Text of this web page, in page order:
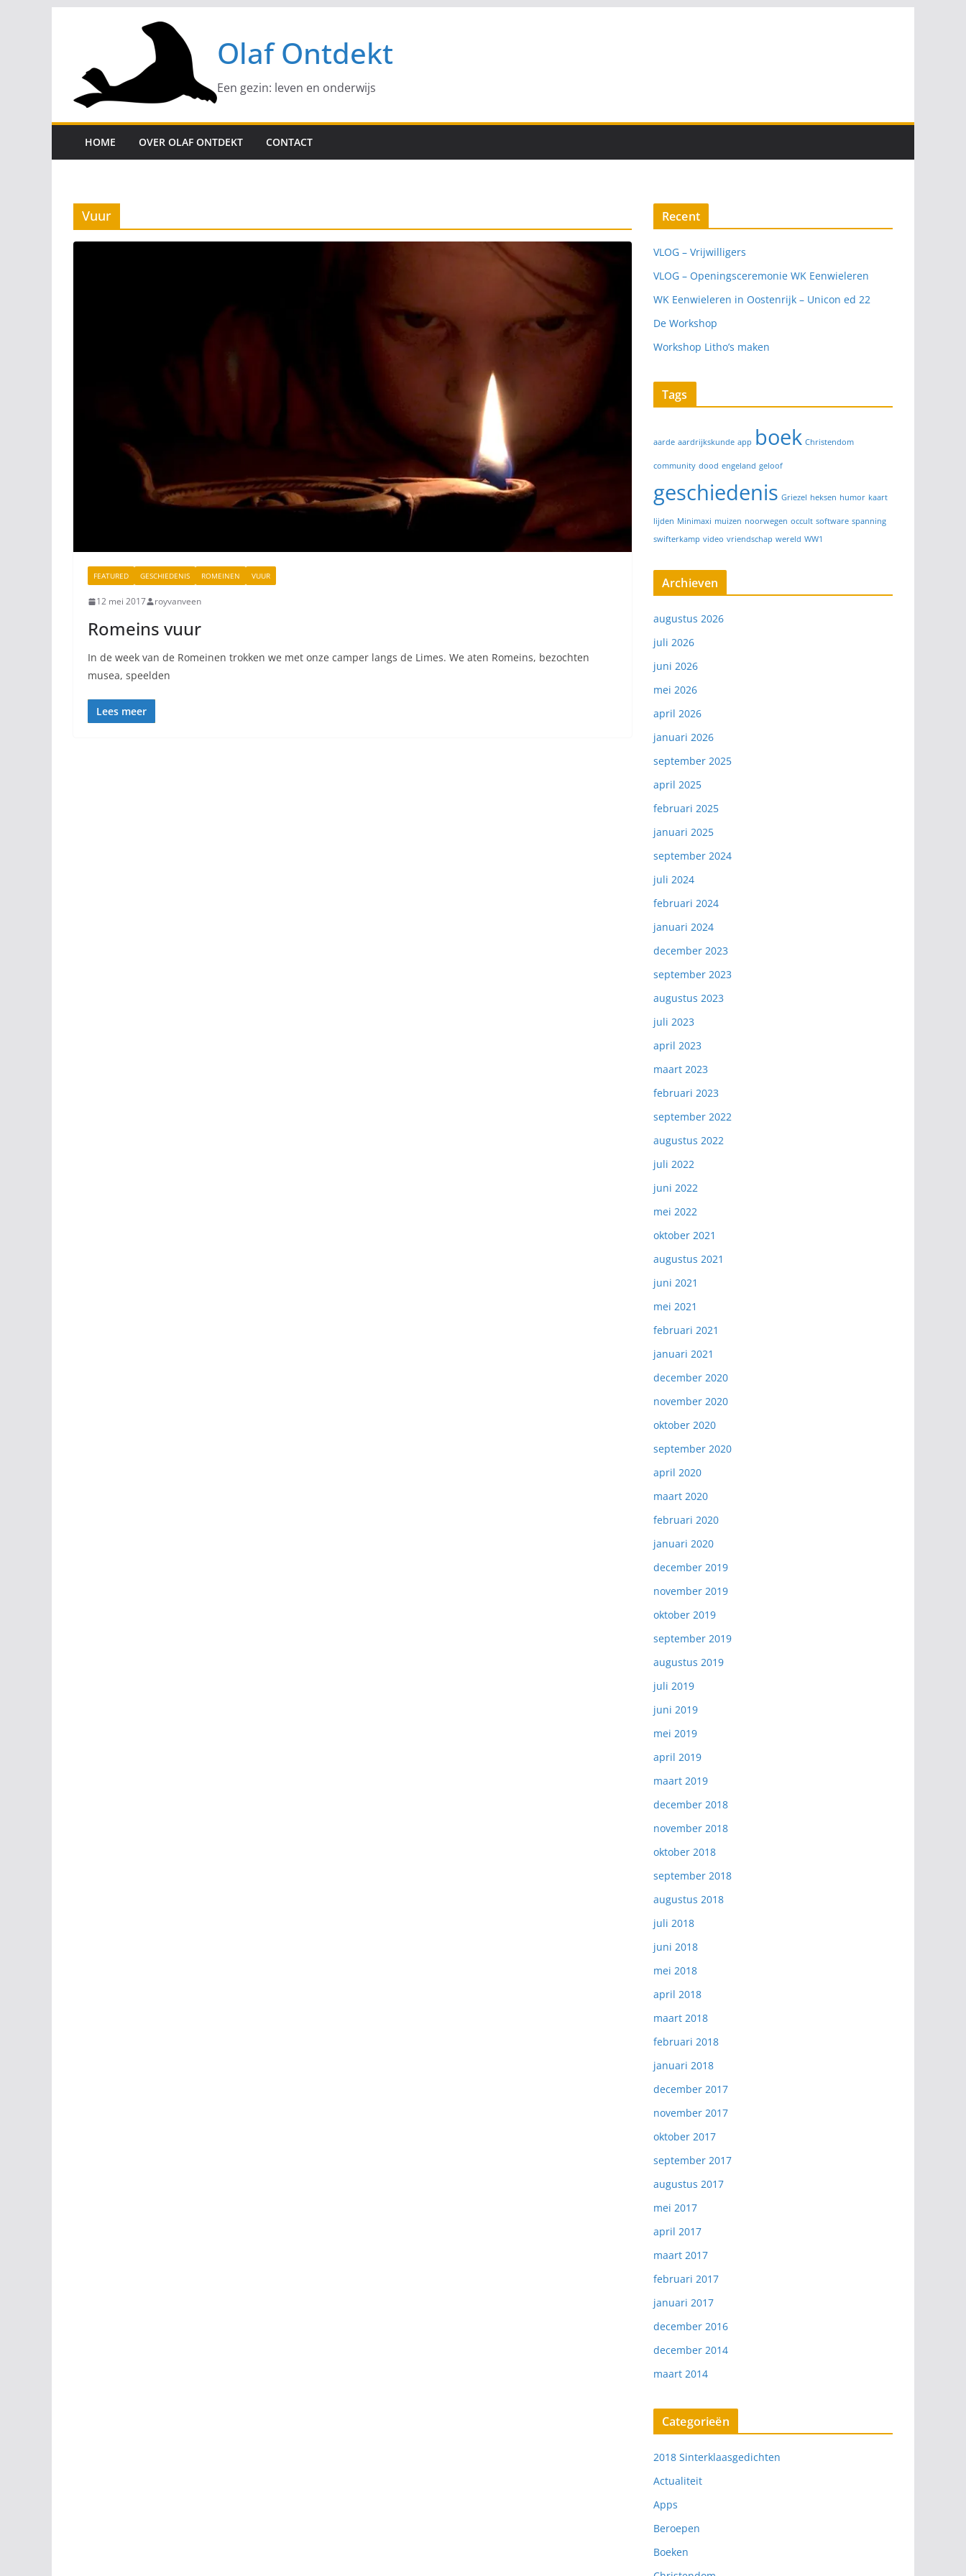
inhoud
Olaf Ontdekt
Een gezin: leven en onderwijs
HOME OVER OLAF ONTDEKT CONTACT
Vuur
FEATURED GESCHIEDENIS ROMEINEN VUUR
12 mei 2017 royvanveen
Romeins vuur
In de week van de Romeinen trokken we met onze camper langs de Limes. We aten Romeins, bezochten
musea, speelden
Lees meer
Recent
VLOG – Vrijwilligers
VLOG – Openingsceremonie WK Eenwieleren
WK Eenwieleren in Oostenrijk – Unicon ed 22
De Workshop
Workshop Litho’s maken
Tags
aarde aardrijkskunde app boek Christendom
community dood engeland geloof
geschiedenis Griezel heksen humor kaart
lijden Minimaxi muizen noorwegen occult software spanning
swifterkamp video vriendschap wereld WW1
Archieven
augustus 2026
juli 2026
juni 2026
mei 2026
april 2026
januari 2026
september 2025
april 2025
februari 2025
januari 2025
september 2024
juli 2024
februari 2024
januari 2024
december 2023
september 2023
augustus 2023
juli 2023
april 2023
maart 2023
februari 2023
september 2022
augustus 2022
juli 2022
juni 2022
mei 2022
oktober 2021
augustus 2021
juni 2021
mei 2021
februari 2021
januari 2021
december 2020
november 2020
oktober 2020
september 2020
april 2020
maart 2020
februari 2020
januari 2020
december 2019
november 2019
oktober 2019
september 2019
augustus 2019
juli 2019
juni 2019
mei 2019
april 2019
maart 2019
december 2018
november 2018
oktober 2018
september 2018
augustus 2018
juli 2018
juni 2018
mei 2018
april 2018
maart 2018
februari 2018
januari 2018
december 2017
november 2017
oktober 2017
september 2017
augustus 2017
mei 2017
april 2017
maart 2017
februari 2017
januari 2017
december 2016
december 2014
maart 2014
Categorieën
2018 Sinterklaasgedichten
Actualiteit
Apps
Beroepen
Boeken